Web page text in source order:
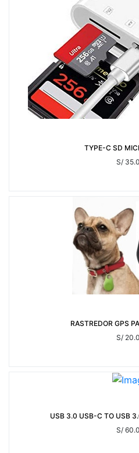
TYPE-C SD
S/
RASTREDOR GPS
S/
USB 3.0 USB-C TO USB
S/